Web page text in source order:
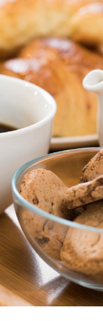
dengue,
que se passe-
GLP-1
aussi les os
: ce qui
la prise en
femmes